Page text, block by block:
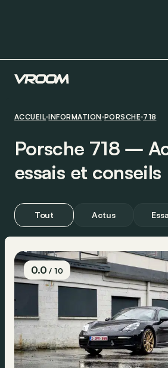
ACCUEIL INFORMATION PORSCHE 718
Porsche 718 ―
essais et conseils
Tout Actus
0.0/ 10